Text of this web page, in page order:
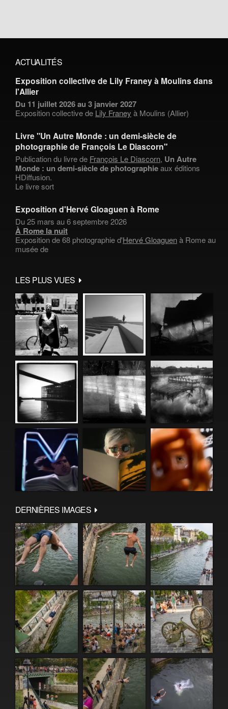
ACTUALITÉS
Exposition collective de Lily Franey à Moulins dans
l'Allier
Du 11 juillet 2026 au 3 janvier 2027
Exposition collective de Lily Franey à Moulins (Allier)
Livre "Un Autre Monde : un demi-siècle de
photographie de François Le Diascorn"
Publication du livre de François Le Diascorn, Un Autre
Monde : un demi-siècle de photographieaux éditions
HDiffusion.
Le livre sort
Exposition d'Hervé Gloaguen à Rome
Du 25 mars au 6 septembre 2026
À Rome la nuit
Exposition de 68 photographie d'Hervé Gloaguenà Rome au
musée de
LES PLUS VUES
DERNIÈRES IMAGES